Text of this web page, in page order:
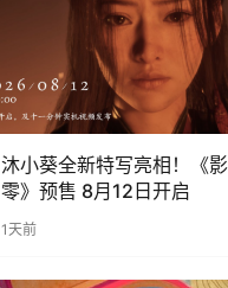
沐小葵全新特写亮相！《
零》预售 8月12日开启
1天前